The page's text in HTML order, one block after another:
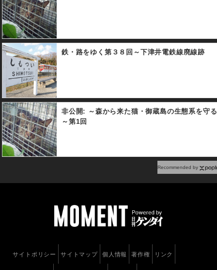
鉄・路をゆく第３８回～下津井電鉄線廃線跡
非公開: ～森から来た猫・御蔵島の生態系を守る
～第1回
Recommended by
サイトポリシー サイトマップ 個人情報 著作権 リンク